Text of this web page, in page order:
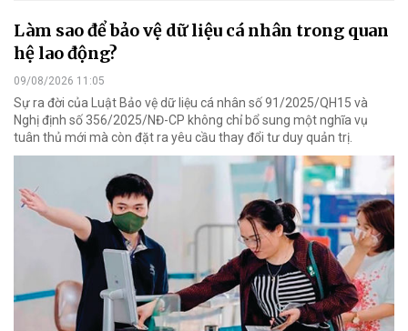
Làm sao để bảo vệ dữ liệu cá nhân trong quan
hệ lao động?
09/08/2026 11:05
Sự ra đời của Luật Bảo vệ dữ liệu cá nhân số 91/2025/QH15 và
Nghị định số 356/2025/NĐ-CP không chỉ bổ sung một nghĩa vụ
tuân thủ mới mà còn đặt ra yêu cầu thay đổi tư duy quản trị.